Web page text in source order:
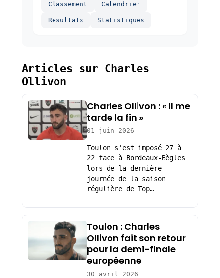
Classement Calendrier
Resultats Statistiques
Articles sur Charles
Ollivon
Charles Ollivon : « Il me
tarde la fin »
01 juin 2026
Toulon s'est imposé 27 à
22 face à Bordeaux-Bègles
lors de la dernière
journée de la saison
régulière de Top…
Toulon : Charles
Ollivon fait son retour
pour la demi-finale
européenne
30 avril 2026